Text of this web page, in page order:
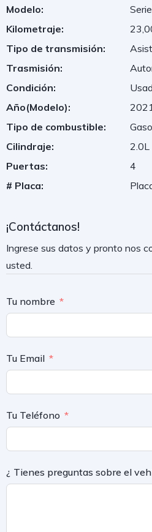
Modelo:
Kilometraje:
Tipo de transmisión:
Trasmisión:
Condición:
Año(Modelo):
Tipo de combustible:
Cilindraje:
2.0L
Puertas:
4
# Placa:
¡Contáctanos!
Ingrese sus datos y pronto nos
usted.
Tu nombre
Tu Email
Tu Teléfono
¿ Tienes preguntas sobre el